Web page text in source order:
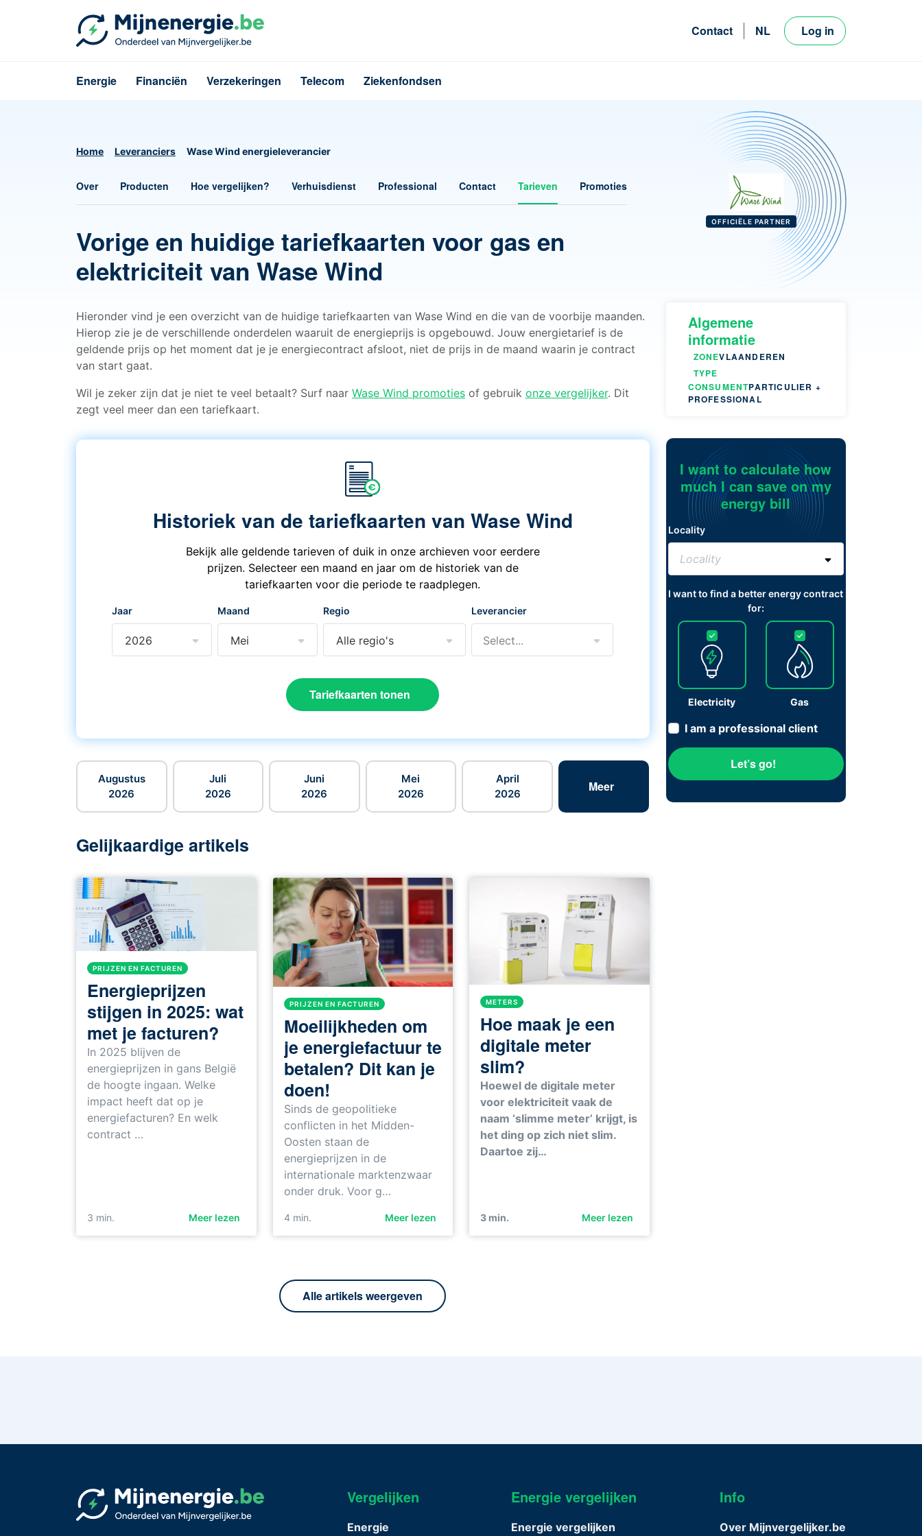
Contact
NL
Log in
Energie Financiën Verzekeringen Telecom Ziekenfondsen
Home Leveranciers Wase Wind energieleverancier
Over Producten Hoe vergelijken? Verhuisdienst Professional Contact Tarieven Promoties
Vorige en huidige tariefkaarten voor gas en
elektriciteit van Wase Wind
Hieronder vind je een overzicht van de huidige tariefkaarten van Wase Wind en die van de voorbije maanden.
Hierop zie je de verschillende onderdelen waaruit de energieprijs is opgebouwd. Jouw energietarief is de
geldende prijs op het moment dat je je energiecontract afsloot, niet de prijs in de maand waarin je contract
van start gaat.
Wil je zeker zijn dat je niet te veel betaalt? Surf naar Wase Wind promoties of gebruik onze vergelijker. Dit
zegt veel meer dan een tariefkaart.
Historiek van de tariefkaarten van Wase Wind
Bekijk alle geldende tarieven of duik in onze archieven voor eerdere
prijzen. Selecteer een maand en jaar om de historiek van de
tariefkaarten voor die periode te raadplegen.
Jaar
2026
Maand
Mei
Regio
Alle regio's
Leverancier
Select...
Tariefkaarten tonen
Augustus
2026
Juli
2026
Juni
2026
Mei
2026
April
2026
Meer
Gelijkaardige artikels
PRIJZEN EN FACTUREN
Energieprijzen
stijgen in 2025: wat
met je facturen?
In 2025 blijven de
energieprijzen in gans België
de hoogte ingaan. Welke
impact heeft dat op je
energiefacturen? En welk
contract …
3 min. Meer lezen
PRIJZEN EN FACTUREN
Moeilijkheden om
je energiefactuur te
betalen? Dit kan je
doen!
Sinds de geopolitieke
conflicten in het Midden-
Oosten staan de
energieprijzen in de
internationale marktenzwaar
onder druk. Voor g…
4 min. Meer lezen
METERS
Hoe maak je een
digitale meter
slim?
Hoewel de digitale meter
voor elektriciteit vaak de
naam ‘slimme meter’ krijgt, is
het ding op zich niet slim.
Daartoe zij…
3 min. Meer lezen
Alle artikels weergeven
OFFICIËLE PARTNER
Algemene
informatie
ZONEVLAANDEREN
TYPE
CONSUMENTPARTICULIER +
PROFESSIONAL
I want to calculate how
much I can save on my
energy bill
Locality
I want to find a better energy contract
for:
Electricity Gas
I am a professional client
Let’s go!
Vergelijken
Energie
Energie vergelijken
Energie vergelijken
Info
Over Mijnvergelijker.be